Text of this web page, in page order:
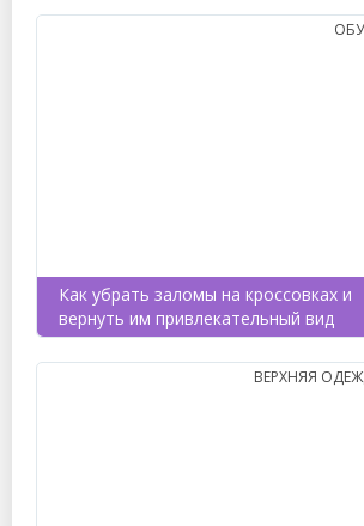
Как убрать заломы на кроссовках и
вернуть им привлекательный вид
ВЕРХНЯЯ